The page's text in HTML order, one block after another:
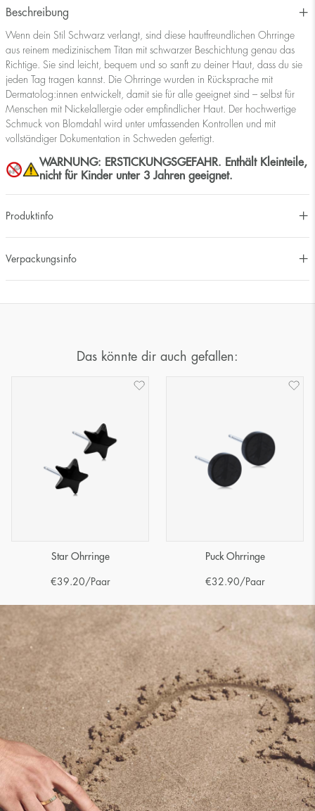
Beschreibung
Wenn dein Stil Schwarz verlangt, sind diese hautfreundlichen Ohrringe
aus reinem medizinischem Titan mit schwarzer Beschichtung genau das
Richtige. Sie sind leicht, bequem und so sanft zu deiner Haut, dass du sie
jeden Tag tragen kannst. Die Ohrringe wurden in Rücksprache mit
Dermatolog:innen entwickelt, damit sie für alle geeignet sind – selbst für
Menschen mit Nickelallergie oder empfindlicher Haut. Der hochwertige
Schmuck von Blomdahl wird unter umfassenden Kontrollen und mit
vollständiger Dokumentation in Schweden gefertigt.
WARNUNG: ERSTICKUNGSGEFAHR. Enthält Kleinteile,
nicht für Kinder unter 3 Jahren geeignet.
Produktinfo
Verpackungsinfo
Das könnte dir auch gefallen:
Star Ohrringe
€39.20/Paar
Puck Ohrringe
€32.90/Paar